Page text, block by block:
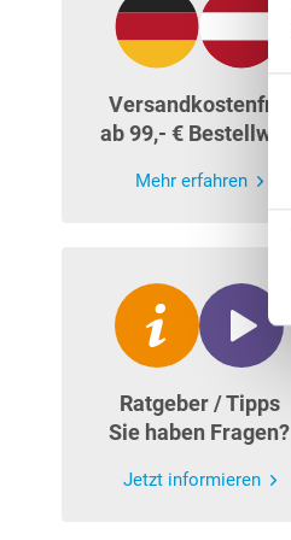
Versandkostenfrei
ab 99,- € Bestellwert
Mehr erfahren
Ratgeber / Tipps
Sie haben Fragen?
Jetzt informieren